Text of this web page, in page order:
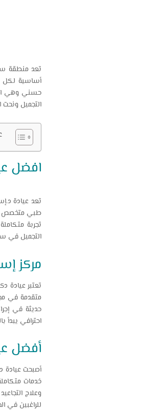
تعد منطقة
أساسية لكل
حسني وهي
التجميل ونحت
افضل
تعد عيادة
طبي متخصص
تجربة
التجميل في
مركز
تعتبر عيادة
متقدمة في
حديثة في
احترافي يبدأ
أفضل
أصبحت عيادة
خدمات
وعلاج
للراغبين في